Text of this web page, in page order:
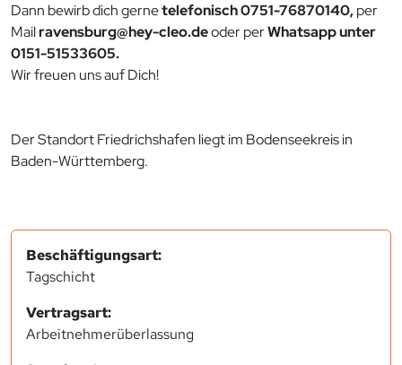
Dann bewirb dich gernetelefonisch 0751-76870140,per
Mailravensburg@hey-cleo.deoder perWhatsapp unter
0151-51533605.
Wir freuen uns auf Dich!
Der Standort Friedrichshafen liegt im Bodenseekreis in
Baden-Württemberg.
Beschäftigungsart:
Tagschicht
Vertragsart:
Arbeitnehmerüberlassung